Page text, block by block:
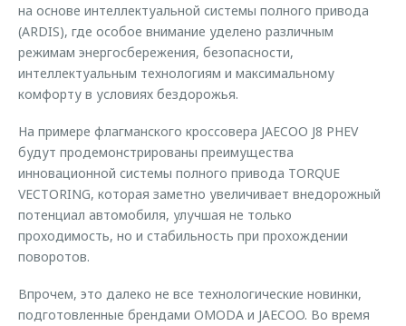
на основе интеллектуальной системы полного привода
(ARDIS), где особое внимание уделено различным
режимам энергосбережения, безопасности,
интеллектуальным технологиям и максимальному
комфорту в условиях бездорожья.
На примере флагманского кроссовера JAECOO J8 PHEV
будут продемонстрированы преимущества
инновационной системы полного привода TORQUE
VECTORING, которая заметно увеличивает внедорожный
потенциал автомобиля, улучшая не только
проходимость, но и стабильность при прохождении
поворотов.
Впрочем, это далеко не все технологические новинки,
подготовленные брендами OMODA и JAECOO. Во время